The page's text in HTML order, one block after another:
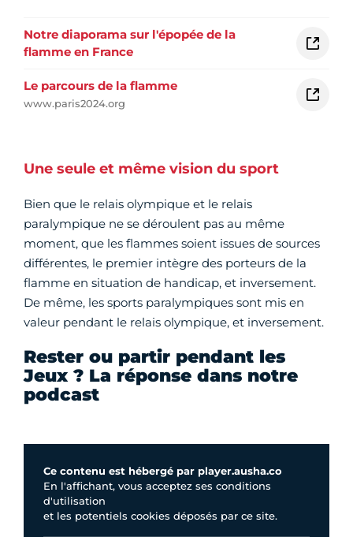
Notre diaporama sur l'épopée de la
flamme en France
Le parcours de la flamme
www.paris2024.org
Une seule et même vision du sport
Bien que le relais olympique et le relais
paralympique ne se déroulent pas au même
moment, que les flammes soient issues de sources
différentes, le premier intègre des porteurs de la
flamme en situation de handicap, et inversement.
De même, les sports paralympiques sont mis en
valeur pendant le relais olympique, et inversement.
Rester ou partir pendant les
Jeux ? La réponse dans notre
podcast
Ce contenu est hébergé par player.ausha.co
En l'affichant, vous acceptez ses conditions
d'utilisation
et les potentiels cookies déposés par ce site.